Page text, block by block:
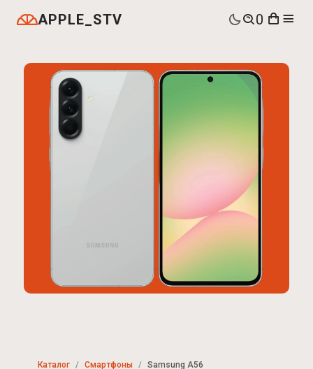
APPLE_STV 0
Каталог Смартфоны Samsung A56